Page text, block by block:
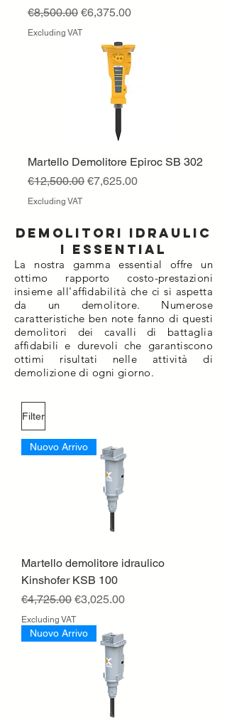
Regular Price
€8,500.00 Sale Price
€6,375.00
Excluding VAT
Martello Demolitore Epiroc SB 302
Regular Price
€12,500.00 Sale Price
€7,625.00
Excluding VAT
Demolitori idraulic
i essential
La nostra gamma essential offre un
ottimo rapporto costo-prestazioni
insieme all'affidabilità che ci si aspetta
da un demolitore. Numerose
caratteristiche ben note fanno di questi
demolitori dei cavalli di battaglia
affidabili e durevoli che garantiscono
ottimi risultati nelle attività di
demolizione di ogni giorno.
Filter
Nuovo Arrivo
Martello demolitore idraulico
Kinshofer KSB 100
Regular Price
€4,725.00 Sale Price
€3,025.00
Excluding VAT
Nuovo Arrivo